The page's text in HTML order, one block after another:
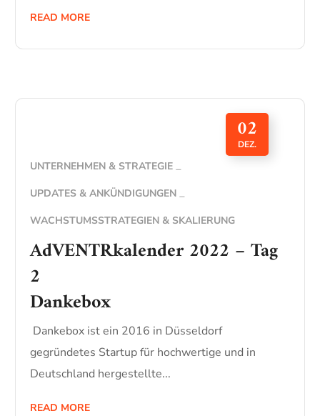
READ MORE
02
DEZ.
UNTERNEHMEN & STRATEGIE
UPDATES & ANKÜNDIGUNGEN
WACHSTUMSSTRATEGIEN & SKALIERUNG
AdVENTRkalender 2022 – Tag
2
Dankebox
Dankebox ist ein 2016 in Düsseldorf
gegründetes Startup für hochwertige und in
Deutschland hergestellte...
READ MORE